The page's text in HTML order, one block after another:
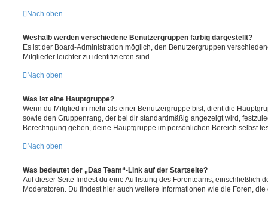
Nach oben
Weshalb werden verschiedene Benutzergruppen farbig dargestellt?
Es ist der Board-Administration möglich, den Benutzergruppen
Mitglieder leichter zu identifizieren sind.
Nach oben
Was ist eine Hauptgruppe?
Wenn du Mitglied in mehr als einer Benutzergruppe bist, dient die
sowie den Gruppenrang, der bei dir standardmäßig angezeigt wird,
Berechtigung geben, deine Hauptgruppe im persönlichen Bereich selbst
Nach oben
Was bedeutet der „Das Team“-Link auf der Startseite?
Auf dieser Seite findest du eine Auflistung des Forenteams, einschließlich
Moderatoren. Du findest hier auch weitere Informationen wie die Foren,